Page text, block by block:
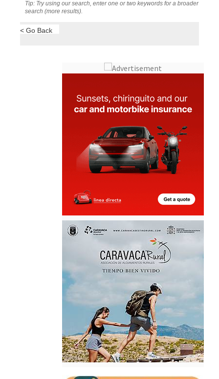
Tip: Try using our search, enter one or two keywords for a broader
search (more results).
< Go Back